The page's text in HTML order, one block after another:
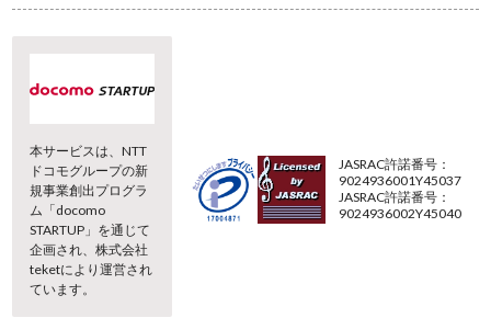
本サービスは、NTT
ドコモグループの新
規事業創出プログラ
ム「docomo
STARTUP」を通じて
企画され、株式会社
teketにより運営され
ています。
JASRAC許諾番号：
9024936001Y45037
JASRAC許諾番号：
9024936002Y45040